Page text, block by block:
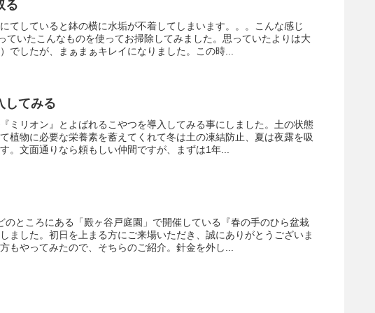
る
てしていると鉢の横に水垢が不着してしまいます。。。こんな感じ
ていたこんなものを使ってお掃除してみました。思っていたよりは大
でしたが、まぁまぁキレイになりました。この時...
してみる
ミリオン』とよばれるこやつを導入してみる事にしました。土の状態
植物に必要な栄養素を蓄えてくれて冬は土の凍結防止、夏は夜露を吸
。文面通りなら頼もしい仲間ですが、まずは1年...
のところにある「殿ヶ谷戸庭園」で開催している『春の手のひら盆栽
ました。初日を上まる方にご来場いただき、誠にありがとうございま
もやってみたので、そちらのご紹介。針金を外し...